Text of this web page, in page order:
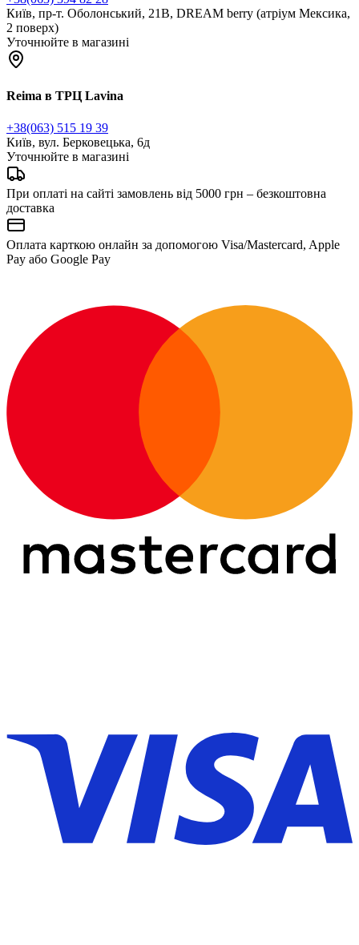
Київ, пр-т. Оболонський, 21В, DREAM berry (атріум Мексика,
2 поверх)
Уточнюйте в магазині
Reima в ТРЦ Lavina
+38(063) 515 19 39
Київ, вул. Берковецька, 6д
Уточнюйте в магазині
При оплаті на сайті замовлень від 5000 грн – безкоштовна
доставка
Оплата карткою онлайн за допомогою Visa/Mastercard, Apple
Pay або Google Pay